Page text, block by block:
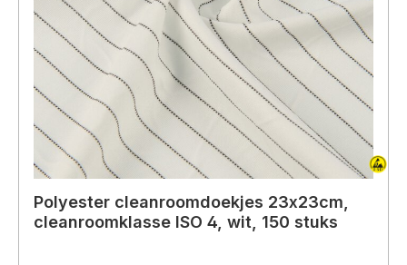
Polyester cleanroomdoekjes 23x23cm,
cleanroomklasse ISO 4, wit, 150 stuks